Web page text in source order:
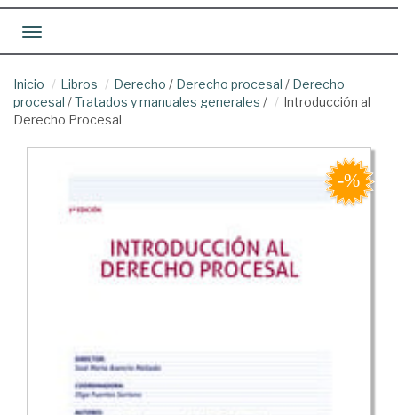
Toggle navigation
Inicio Libros Derecho / Derecho procesal / Derecho
procesal /Tratados y manuales generales /
Introducción al
Derecho Procesal